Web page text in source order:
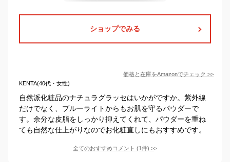
ショップでみる
価格と在庫をAmazonでチェック >>
KENTA(40代・女性)
自然派化粧品のナチュラグラッセはいかがですか。紫外線
だけでなく、ブルーライトからもお肌を守るパウダーで
す。余分な皮脂をしっかり抑えてくれて、パウダーを重ね
ても自然な仕上がりなのでお化粧直しにもおすすめです。
全てのおすすめコメント (1件) >